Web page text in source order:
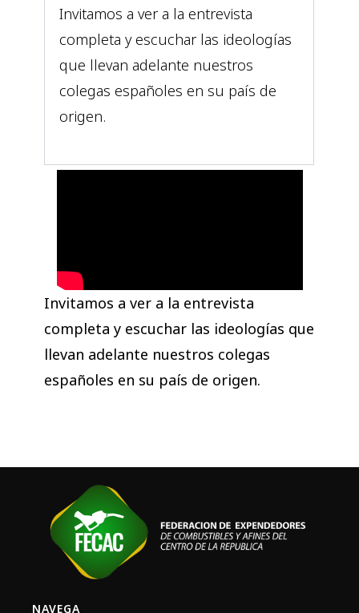
Invitamos a ver a la entrevista
completa y escuchar las ideologías
que llevan adelante nuestros
colegas españoles en su país de
origen.
Invitamos a ver a la entrevista
completa y escuchar las ideologías que
llevan adelante nuestros colegas
españoles en su país de origen.
NAVEGA